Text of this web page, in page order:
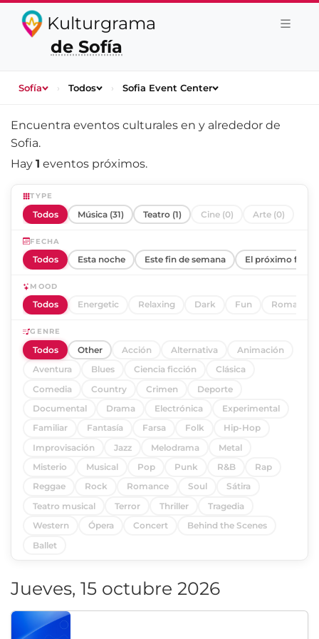
Kulturgrama
de Sofía
Sofía › Todos › Sofia Event Center
Encuentra eventos culturales en y alrededor de
Sofia.
Hay 1 eventos próximos.
TYPE
Todos Música (31) Teatro (1) Cine (0) Arte (0)
FECHA
Todos Esta noche Este fin de semana El próximo fin
MOOD
Todos Energetic Relaxing Dark Fun Romantic
GENRE
Todos Other Acción Alternativa
Animación
Aventura
Blues Ciencia ficción
Clásica
Comedia
Country Crimen
Deporte
Documental
Drama Electrónica
Experimental
Familiar
Fantasía Farsa Folk
Hip-Hop
Improvisación
Jazz Melodrama
Metal
Misterio
Musical Pop Punk R&B
Rap
Reggae
Rock Romance Soul
Sátira
Teatro musical
Terror Thriller
Tragedia
Western
Ópera Concert
Behind the Scenes
Ballet
Jueves, 15 octubre 2026